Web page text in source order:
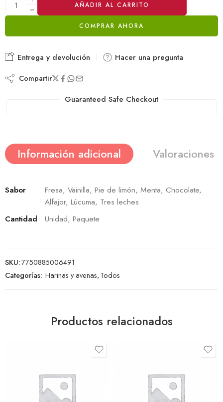
AÑADIR AL CARRITO
COMPRAR AHORA
Entrega y devolución Hacer una pregunta
Compartir
Guaranteed Safe Checkout
Información adicional Valoraciones
Sabor
Fresa, Vainilla, Pie de limón, Menta, Chocolate,
Alfajor, Lúcuma, Tres leches
Cantidad
Unidad, Paquete
SKU:7750885006491
Categorías: Harinas y avenas,Todos
Productos relacionados